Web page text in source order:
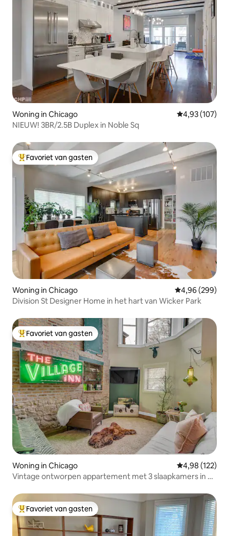
Woning in Chicago Gemiddelde
4,93 (107)
NIEUW! 3BR/2.5B Duplex in Noble Sq
Topfavoriet van gasten
Favoriet van gasten
Woning in Chicago Gemiddelde
4,96 (299)
Division St Designer Home in het hart van Wicker Park
Topfavoriet van gasten
Favoriet van gasten
Woning in Chicago Gemiddelde
4,98 (122)
Vintage ontworpen appartement met 3 slaapkamers in de
Topfavoriet van gasten
Favoriet van gasten